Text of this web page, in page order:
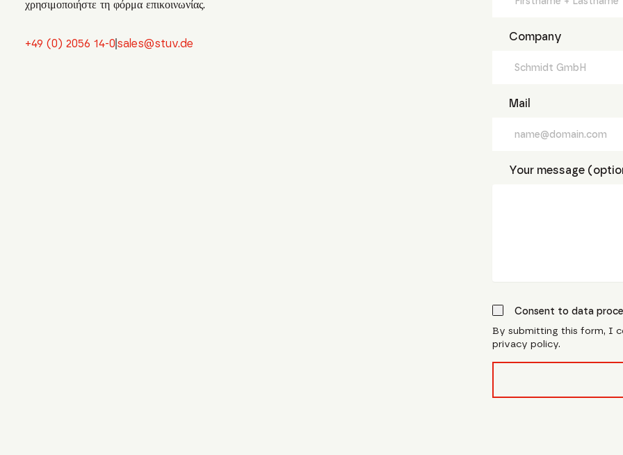
χρησιμοποιήστε τη φόρμα επικοινωνίας.
+49 (0) 2056 14-0 sales@stuv.de
Company
Mail
Your message
Consent to data
By submitting this form, I
privacy policy.